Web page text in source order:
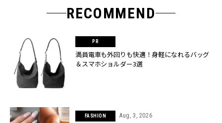
RECOMMEND
満員電車も外回りも快適！身軽になれるバッグ
＆スマホショルダー3選
FASHION Aug, 3, 2026